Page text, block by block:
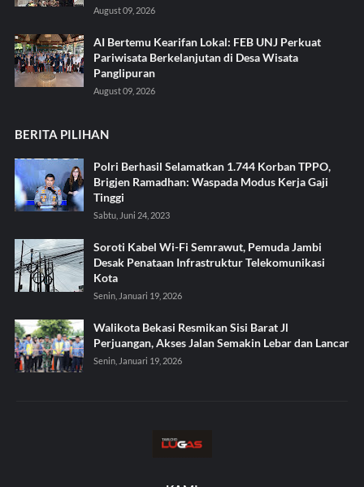
August 09, 2026
AI Bertemu Kearifan Lokal: FEB UNJ Perkuat
Pariwisata Berkelanjutan di Desa Wisata
Panglipuran
August 09, 2026
BERITA PILIHAN
Polri Berhasil Selamatkan 1.744 Korban TPPO,
Brigjen Ramadhan: Waspada Modus Kerja Gaji
Tinggi
Sabtu, Juni 24, 2023
Soroti Kabel Wi-Fi Semrawut, Pemuda Jambi
Desak Penataan Infrastruktur Telekomunikasi
Kota
Senin, Januari 19, 2026
Walikota Bekasi Resmikan Sisi Barat Jl
Perjuangan, Akses Jalan Semakin Lebar dan Lancar
Senin, Januari 19, 2026